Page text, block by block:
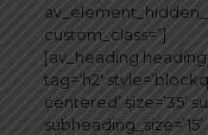
custom_class=”]
[av_heading
tag=’h2′
centered’ size=’35’